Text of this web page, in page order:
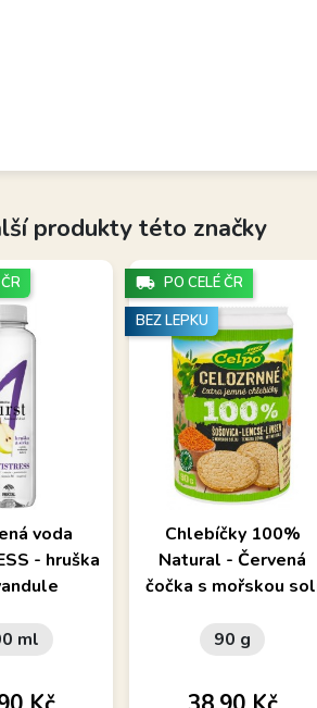
produkty této značky
3 vitamíny a
vitamínů a
voda
- hruška
ml
Pufované chlebíčky z
červené čočky, bez lepku
Chlebíčky 100%
Natural - Červená
čočka s mořskou
90 g
Cena
local_shipping PO CELÉ ČR
BEZ LEPKU